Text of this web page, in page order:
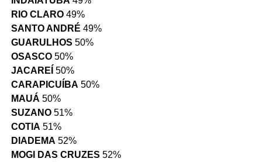
RIO CLARO49%
SANTO ANDRÉ 49%
GUARULHOS 50%
OSASCO50%
JACAREÍ 50%
CARAPICUÍBA 50%
MAUÁ 50%
SUZANO51%
COTIA 51%
DIADEMA 52%
MOGI DAS CRUZES 52%